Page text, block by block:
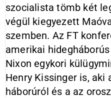
szocialista tömb két
végül kiegyezett
szemben. Az FT
amerikai
Nixon egykori
Henry Kissinger is, aki
háborúról és a az